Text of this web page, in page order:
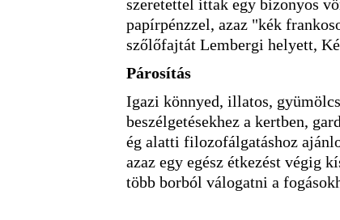
szeretettel ittak egy bizonyos
papírpénzzel, azaz "kék
szőlőfajtát Lembergi helyett,
Párosítás
Igazi könnyed, illatos,
beszélgetésekhez a kertben,
ég alatti filozofálgatáshoz
azaz egy egész étkezést végig
több borból válogatni a